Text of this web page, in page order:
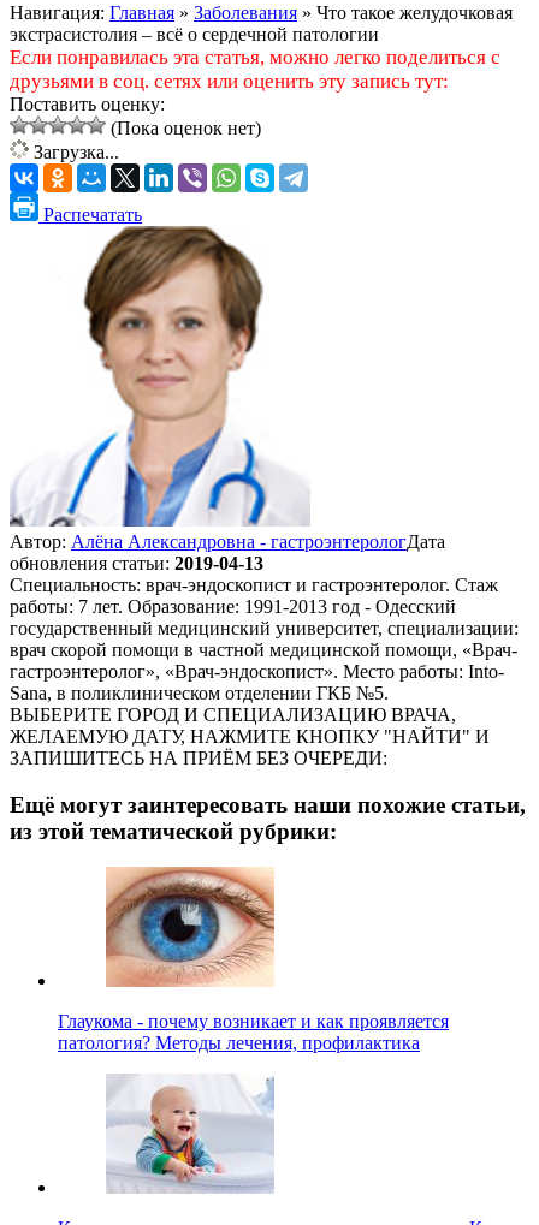
Навигация: Главная » Заболевания » Что такое желудочковая
экстрасистолия – всё о сердечной патологии
Если понравилась эта статья, можно легко поделиться с
друзьями в соц. сетях или оценить эту запись тут:
Поставить оценку:
(Пока оценок нет)
Загрузка...
Распечатать
Автор: Алёна Александровна - гастроэнтерологДата
обновления статьи: 2019-04-13
Специальность: врач-эндоскопист и гастроэнтеролог. Стаж
работы: 7 лет. Образование: 1991-2013 год - Одесский
государственный медицинский университет, специализации:
врач скорой помощи в частной медицинской помощи, «Врач-
гастроэнтеролог», «Врач-эндоскопист». Место работы: Into-
Sana, в поликлиническом отделении ГКБ №5.
ВЫБЕРИТЕ ГОРОД И СПЕЦИАЛИЗАЦИЮ ВРАЧА,
ЖЕЛАЕМУЮ ДАТУ, НАЖМИТЕ КНОПКУ "НАЙТИ" И
ЗАПИШИТЕСЬ НА ПРИЁМ БЕЗ ОЧЕРЕДИ:
Ещё могут заинтересовать наши похожие статьи,
из этой тематической рубрики:
Глаукома - почему возникает и как проявляется
патология? Методы лечения, профилактика